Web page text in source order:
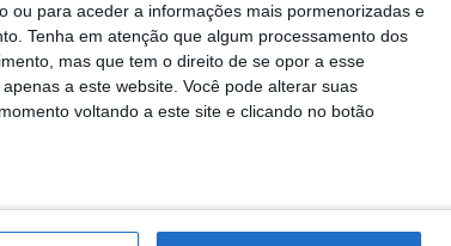
ou para aceder a informações mais pormenorizadas e
Tenha em atenção que algum processamento dos
mas que tem o direito de se opor a esse
a este website. Você pode alterar suas
voltando a este site e clicando no botão
UMinho junta-se à Fundação José Neves para
potenciar o acesso à formação